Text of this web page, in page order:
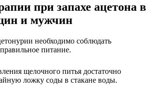
при запахе ацетона в
и мужчин
необходимо соблюдать
питание.
щелочного питья достаточно
ложку соды в стакане воды.